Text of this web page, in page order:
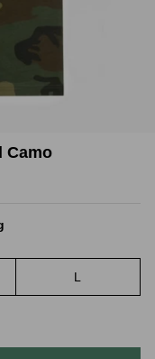
Camo
L